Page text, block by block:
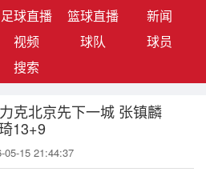
足球直播 篮球直播
新闻
视频 球队
球员
搜索
克北京先下一城 张镇麟
13+9
05-15 21:44:37